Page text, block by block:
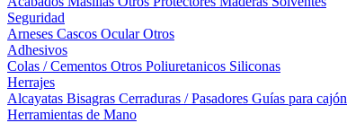
Seguridad
Arneses Cascos OcularOtros
Adhesivos
Colas / Cementos Otros Poliuretanicos Siliconas
Herrajes
Alcayatas Bisagras Cerraduras / Pasadores Guías para cajón
Herramientas de Mano